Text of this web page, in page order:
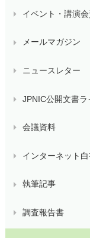
イベント・講演
メールマガジン
ニュースレター
JPNIC公開文書ラ
会議資料
インターネット
執筆記事
調査報告書